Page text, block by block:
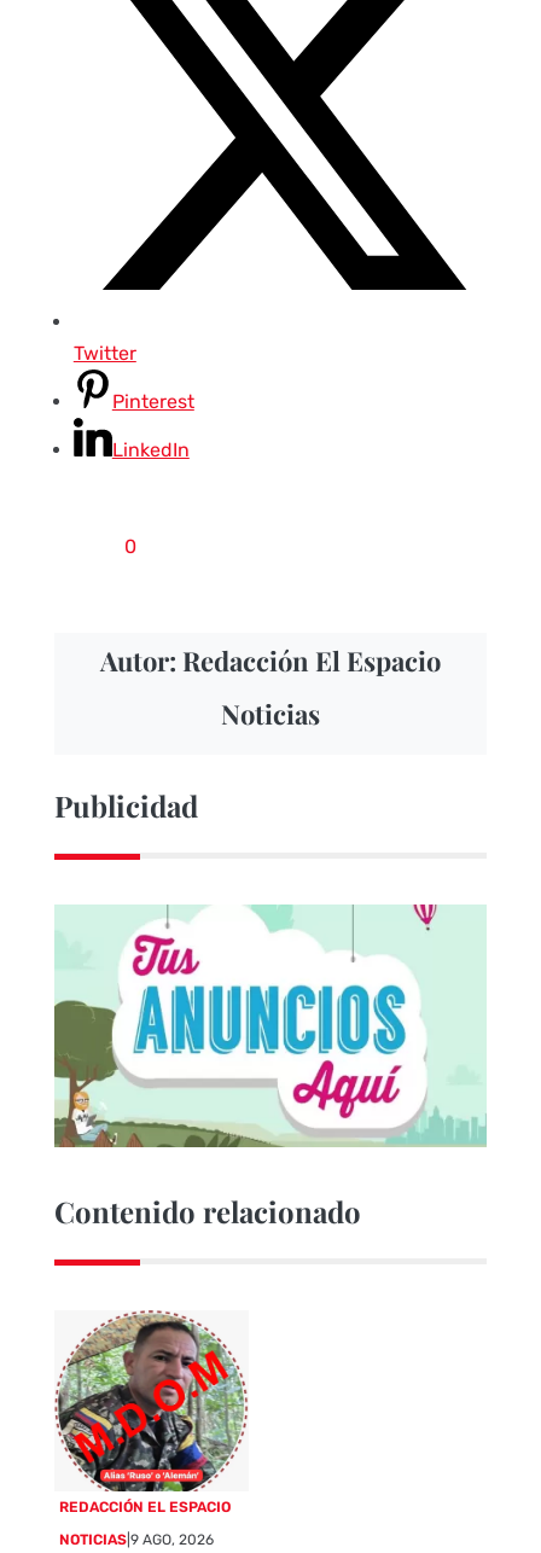
Twitter
Pinterest
LinkedIn
0
Autor: Redacción El Espacio
Noticias
Publicidad
Contenido relacionado
REDACCIÓN EL ESPACIO
NOTICIAS |9 AGO, 2026